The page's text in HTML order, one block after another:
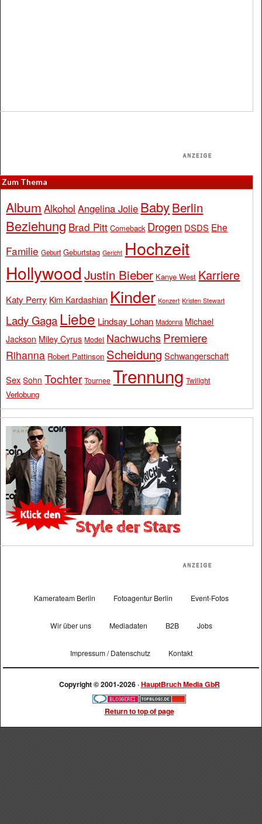
Zum Thema
Album Alkohol Angelina Jolie BabyBerlin
Beziehung Brad Pitt Comeback Drogen DSDS Ehe
Familie Geburt Geburtstag Gericht Hochzeit
Hollywood Justin Bieber Kanye West Karriere
Katy Perry Kim Kardashian Kinder Konzert Kristen Stewart
Lady Gaga Liebe Lindsay Lohan Madonna Michael
Jackson Miley Cyrus Model Nachwuchs Premiere
Rihanna Robert Pattinson Scheidung Schwangerschaft
Sex Sohn Tochter Tournee Trennung Twilight
Verlobung
Kamerateam Berlin Fotoagentur Berlin Event-Fotos
Wir über uns Mediadaten B2B Jobs
Impressum / Datenschutz Kontakt
Copyright © 2001-2026 ·HauptBruch Media GbR
Return to top of page